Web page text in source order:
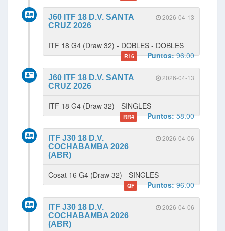
2026-04-13
J60 ITF 18 D.V. SANTA
CRUZ 2026
ITF 18 G4 (Draw 32) - DOBLES - DOBLES
R16 Puntos:96.00
2026-04-13
J60 ITF 18 D.V. SANTA
CRUZ 2026
ITF 18 G4 (Draw 32) - SINGLES
RR4 Puntos:58.00
2026-04-06
ITF J30 18 D.V.
COCHABAMBA 2026
(ABR)
Cosat 16 G4 (Draw 32) - SINGLES
QF Puntos:96.00
2026-04-06
ITF J30 18 D.V.
COCHABAMBA 2026
(ABR)